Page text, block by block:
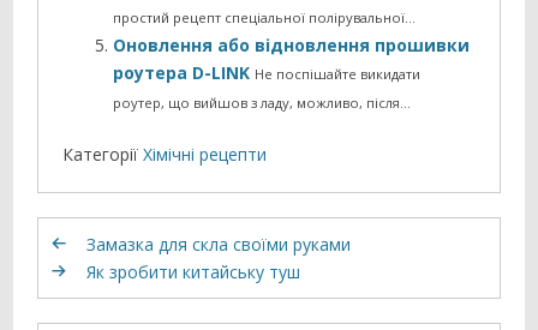
простий рецепт спеціальної полірувальної…
Оновлення або відновлення прошивки
роутера D-LINK Не поспішайте викидати
роутер, що вийшов з ладу, можливо, після…
Категорії Хімічні рецепти
Замазка для скла своїми руками
Як зробити китайську туш